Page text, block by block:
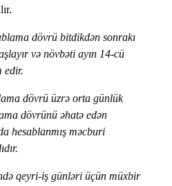
dövrü bitdikdən sonrakı
və növbəti ayın 14-cü
edir.
dövrü üzrə orta günlük
dövrünü əhatə edən
hesablanmış məcburi
qeyri-iş günləri üçün müxbir